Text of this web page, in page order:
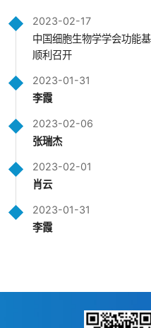
2023-02-17
中国细胞生物学学会功能
顺利召开
2023-01-31
李霞
2023-02-06
张瑞杰
2023-02-01
肖云
2023-01-31
李霞